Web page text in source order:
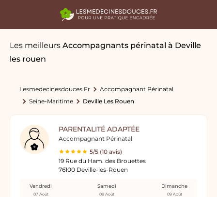
Les meilleurs Accompagnants périnatal à Deville
les rouen
Lesmedecinesdouces.fr
Accompagnant Périnatal
Seine-Maritime
Deville Les Rouen
PARENTALITÉ ADAPTÉE
Accompagnant Périnatal
5/5 (10 avis)
19 Rue du Ham. des Brouettes
76100 Deville-les-Rouen
Vendredi
07 Août
Samedi
08 Août
Dimanche
09 Août